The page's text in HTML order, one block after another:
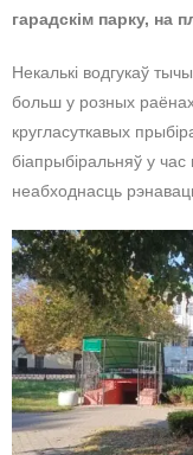
гарадскім парку, на
Некалькі водгукаў
больш у розных
кругласуткавых
біапрыбіральняў у час
неабходнасць